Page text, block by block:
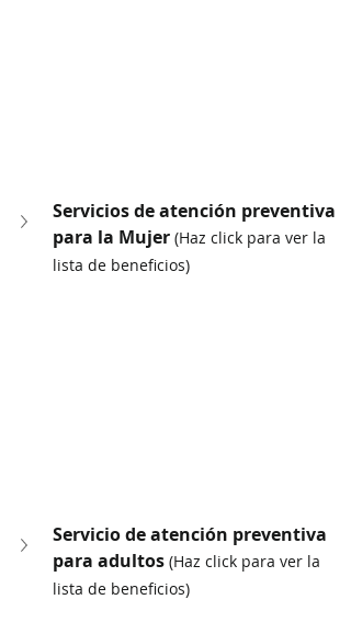
Servicios de atención preventiva
para la Mujer (Haz click para ver la
lista de beneficios)
Servicio de atención preventiva
para adultos (Haz click para ver la
lista de beneficios)